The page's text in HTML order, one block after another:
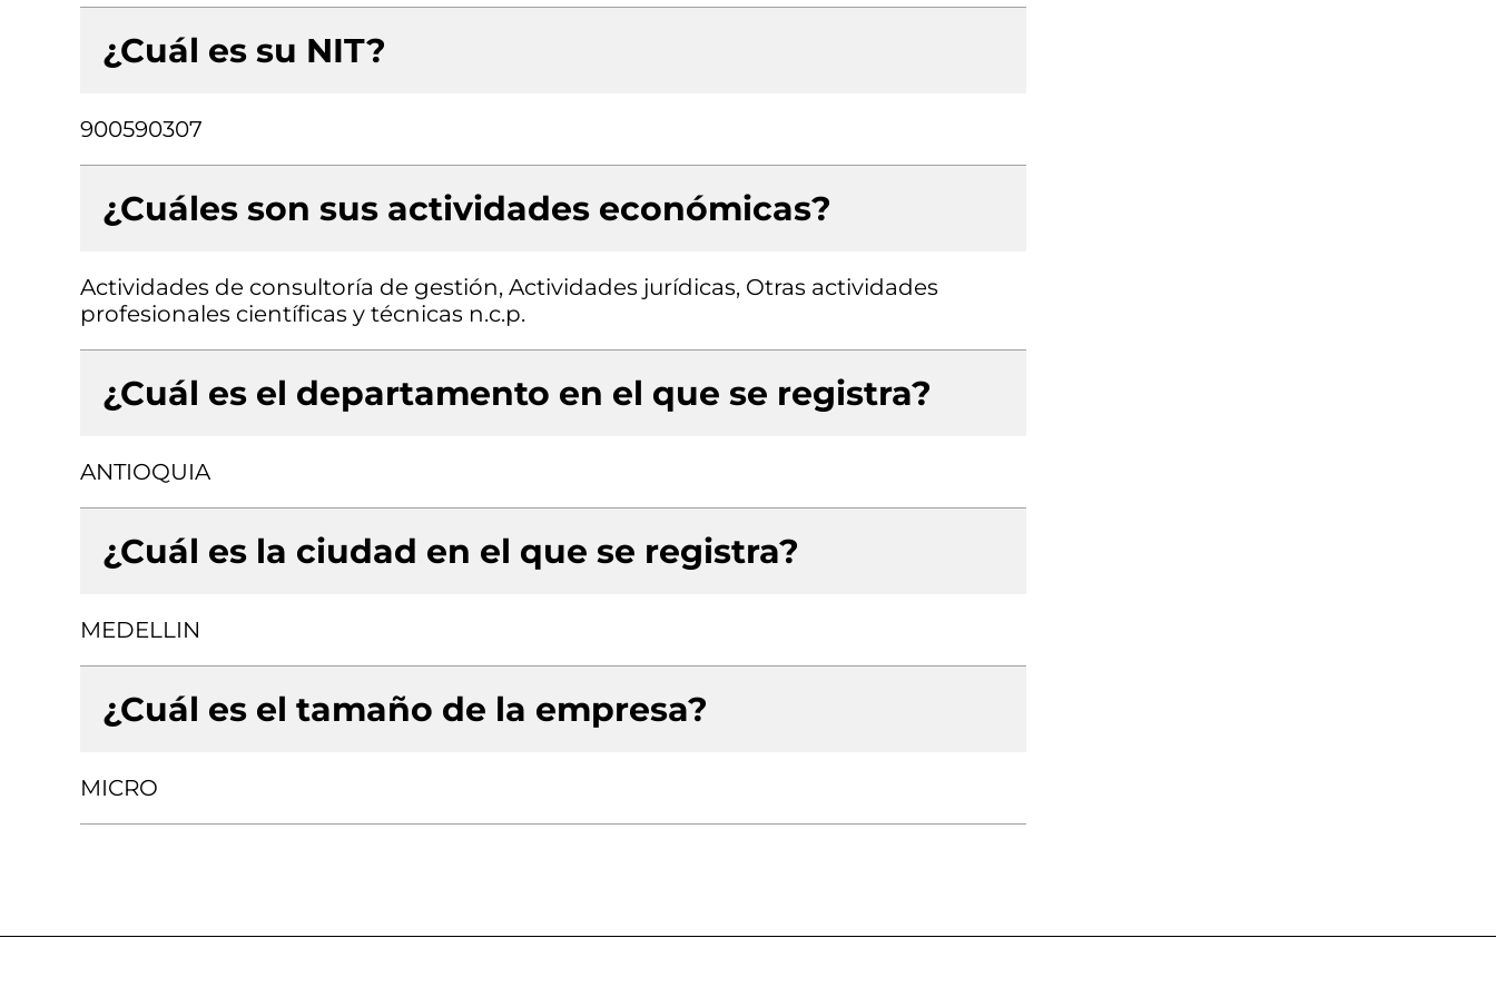
¿Cuál es su NIT?
900590307
¿Cuáles son sus actividades económicas?
Actividades de consultoría de gestión, Actividades jurídicas, Otras actividades
profesionales científicas y técnicas n.c.p.
¿Cuál es el departamento en el que se registra?
ANTIOQUIA
¿Cuál es la ciudad en el que se registra?
MEDELLIN
¿Cuál es el tamaño de la empresa?
MICRO